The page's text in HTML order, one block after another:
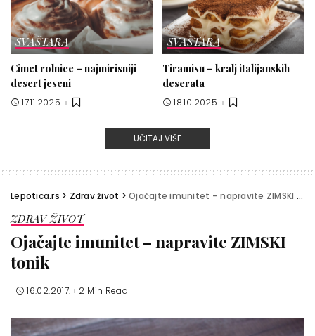
SVAŠTARA
Cimet rolnice – najmirisniji
desert jeseni
17.11.2025.
SVAŠTARA
Tiramisu – kralj italijanskih
deserata
18.10.2025.
UČITAJ VIŠE
Lepotica.rs > Zdrav život >Ojačajte imunitet – napravite ZIMSKI tonik
ZDRAV ŽIVOT
Ojačajte imunitet – napravite ZIMSKI
tonik
16.02.2017. 2 Min Read